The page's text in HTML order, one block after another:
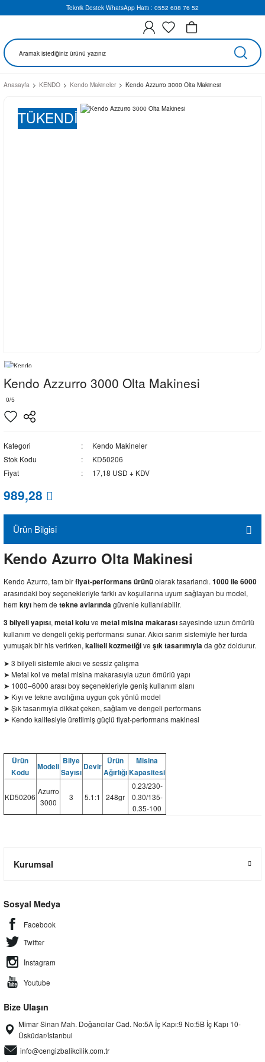
Teknik Destek WhatsApp Hattı : 0552 608 76 52
Anasayfa KENDO Kendo Makineler Kendo Azzurro 3000 Olta Makinesi
TÜKENDİ
Kendo Azzurro 3000 Olta Makinesi
0/5
Kategori
Kendo Makineler
Stok Kodu
KD50206
Fiyat
17,18 USD + KDV
989,28
Ürün Bilgisi
Kendo Azurro Olta Makinesi
Kendo Azurro, tam birfiyat-performans ürünüolarak tasarlandı. 1000 ile 6000
arasındaki boy seçenekleriyle farklı av koşullarına uyum sağlayan bu model,
hem kıyıhem de tekne avlarında güvenle kullanılabilir.
3 bilyeli yapısı, metal koluve metal misina makarasısayesinde uzun ömürlü
kullanım ve dengeli çekiş performansı sunar. Akıcı sarım sistemiyle her turda
yumuşak bir his verirken, kaliteli kozmetiğive şık tasarımıyla da göz doldurur.
➤ 3 bilyeli sistemle akıcı ve sessiz çalışma
➤ Metal kol ve metal misina makarasıyla uzun ömürlü yapı
➤ 1000–6000 arası boy seçenekleriyle geniş kullanım alanı
➤ Kıyı ve tekne avcılığına uygun çok yönlü model
➤ Şık tasarımıyla dikkat çeken, sağlam ve dengeli performans
➤ Kendo kalitesiyle üretilmiş güçlü fiyat-performans makinesi
Ürün
Kodu
Modeli
Bilye
Sayısı
Devir
Ürün
Ağırlığı
Misina
Kapasitesi
KD50206
Azurro
3000
3 5.1:1 248gr
0.23/230-
0.30/135-
0.35-100
Kurumsal
Sosyal Medya
Facebook
Twitter
İnstagram
Youtube
Bize Ulaşın
Mimar Sinan Mah. Doğancılar Cad. No:5A İç Kapı:9 No:5B İç Kapı 10-
Üsküdar/İstanbul
info@cengizbalikcilik.com.tr